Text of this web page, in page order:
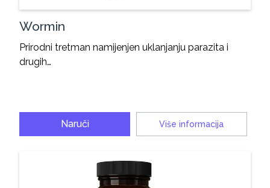
Wormin
Prirodni tretman namijenjen uklanjanju parazita i
drugih…
Naruči Više informacija